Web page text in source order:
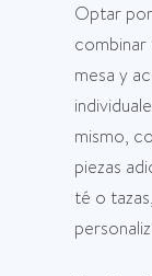
Optar
mesa y
mismo,
piezas
té o